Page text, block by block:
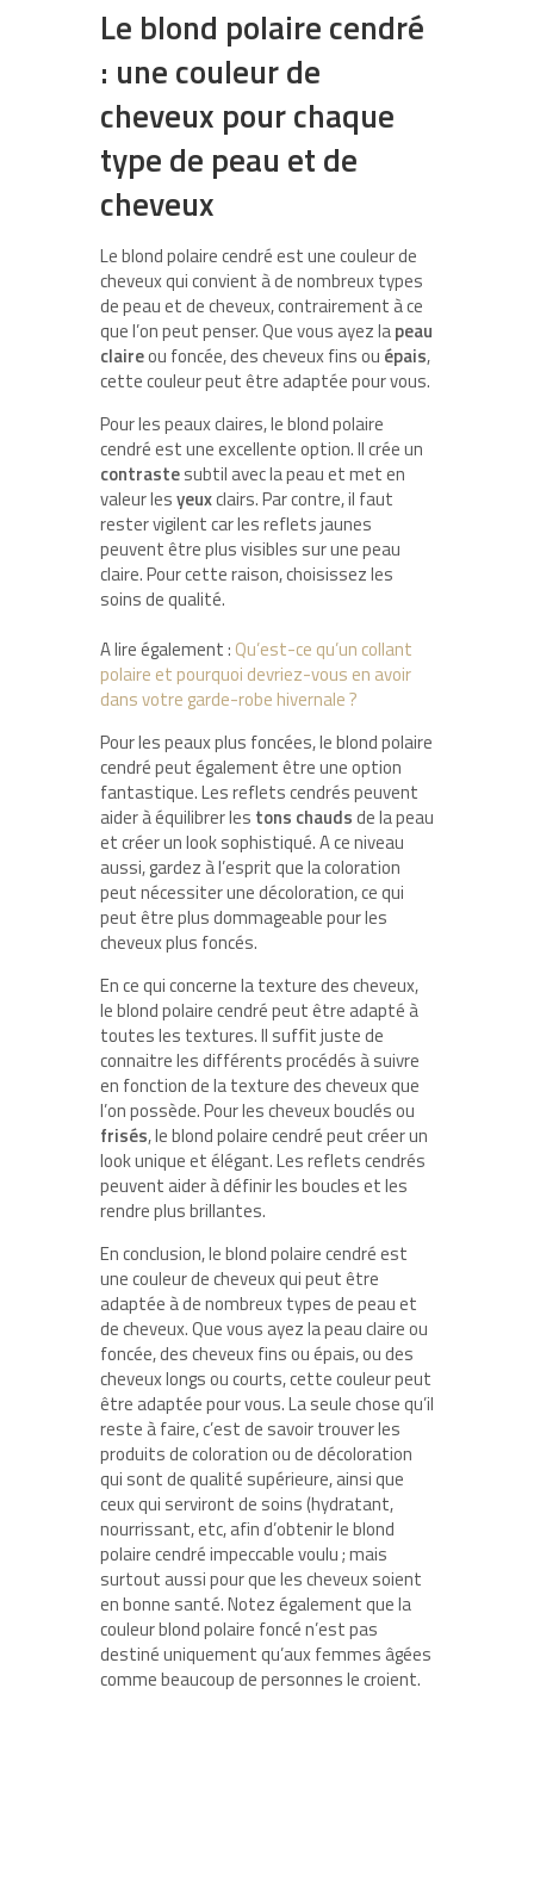
Le blond polaire cendré
: une couleur de
cheveux pour chaque
type de peau et de
cheveux
Le blond polaire cendré est une couleur de
cheveux qui convient à de nombreux types
de peau et de cheveux, contrairement à ce
que l’on peut penser. Que vous ayez lapeau
claireou foncée, des cheveux fins ou épais,
cette couleur peut être adaptée pour vous.
Pour les peaux claires, le blond polaire
cendré est une excellente option. Il crée un
contrastesubtil avec la peau et met en
valeur lesyeuxclairs. Par contre, il faut
rester vigilent car les reflets jaunes
peuvent être plus visibles sur une peau
claire. Pour cette raison, choisissez les
soins de qualité.
A lire également : Qu’est-ce qu’un collant
polaire et pourquoi devriez-vous en avoir
dans votre garde-robe hivernale ?
Pour les peaux plus foncées, le blond polaire
cendré peut également être une option
fantastique. Les reflets cendrés peuvent
aider à équilibrer les tons chaudsde la peau
et créer un look sophistiqué. A ce niveau
aussi, gardez à l’esprit que la coloration
peut nécessiter une décoloration, ce qui
peut être plus dommageable pour les
cheveux plus foncés.
En ce qui concerne la texture des cheveux,
le blond polaire cendré peut être adapté à
toutes les textures. Il suffit juste de
connaitre les différents procédés à suivre
en fonction de la texture des cheveux que
l’on possède. Pour les cheveux bouclés ou
frisés, le blond polaire cendré peut créer un
look unique et élégant. Les reflets cendrés
peuvent aider à définir les boucles et les
rendre plus brillantes.
En conclusion, le blond polaire cendré est
une couleur de cheveux qui peut être
adaptée à de nombreux types de peau et
de cheveux. Que vous ayez la peau claire ou
foncée, des cheveux fins ou épais, ou des
cheveux longs ou courts, cette couleur peut
être adaptée pour vous. La seule chose qu’il
reste à faire, c’est de savoir trouver les
produits de coloration ou de décoloration
qui sont de qualité supérieure, ainsi que
ceux qui serviront de soins (hydratant,
nourrissant, etc, afin d’obtenir le blond
polaire cendré impeccable voulu ; mais
surtout aussi pour que les cheveux soient
en bonne santé. Notez également que la
couleur blond polaire foncé n’est pas
destiné uniquement qu’aux femmes âgées
comme beaucoup de personnes le croient.